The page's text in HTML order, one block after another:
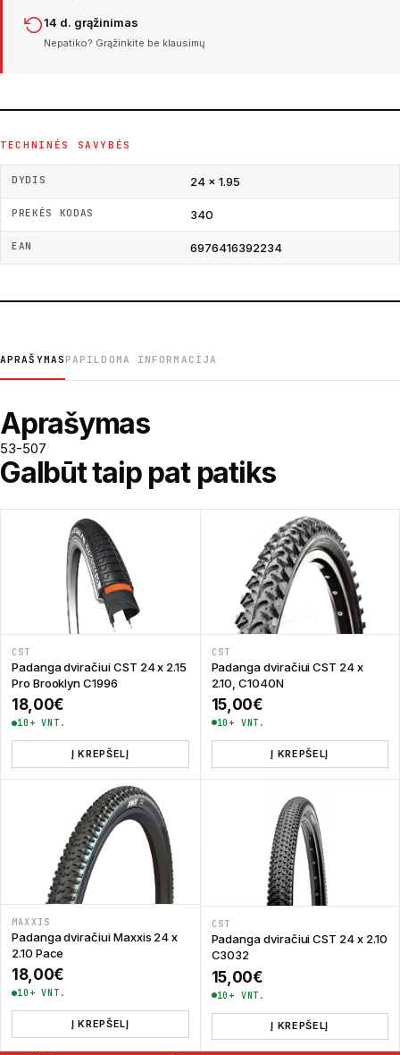
14 d. grąžinimas
Nepatiko? Grąžinkite be klausimų
TECHNINĖS SAVYBĖS
DYDIS 24 × 1.95
PREKĖS KODAS 340
EAN 6976416392234
APRAŠYMAS PAPILDOMA INFORMACIJA
Aprašymas
53-507
Galbūt taip pat patiks
CST
Padanga dviračiui CST 24 x 2.15
Pro Brooklyn C1996
18,00€
10+ VNT.
Į KREPŠELĮ
CST
Padanga dviračiui CST 24 x
2.10, C1040N
15,00€
10+ VNT.
Į KREPŠELĮ
MAXXIS
Padanga dviračiui Maxxis 24 x
2.10 Pace
18,00€
10+ VNT.
Į KREPŠELĮ
CST
Padanga dviračiui CST 24 x 2.10
C3032
15,00€
10+ VNT.
Į KREPŠELĮ